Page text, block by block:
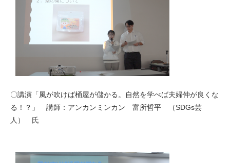
〇講演「風が吹けば桶屋が儲かる。自然を学べば夫婦仲が良くな
る！？」 講師：アンカンミンカン 富所哲平 （SDGs芸
人） 氏